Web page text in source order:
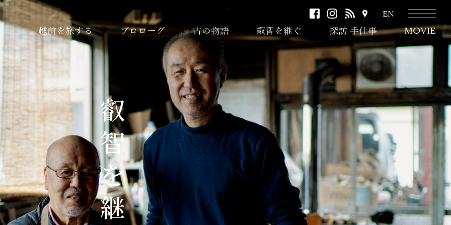
facebookinstagram
RSS
ク
セ
ス
EN
越前を旅する プロローグ 古の物語 叡智を継ぐ 探訪 手仕事 MOVIE